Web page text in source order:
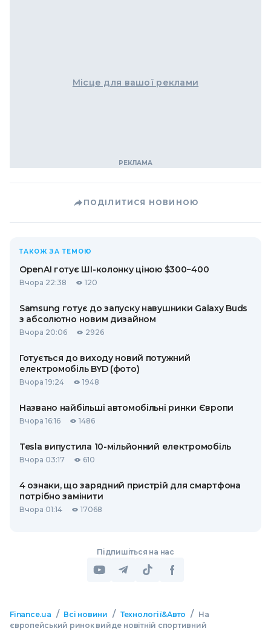
Місце для вашої реклами
ПОДІЛИТИСЯ НОВИНОЮ
ТАКОЖ ЗА ТЕМОЮ
OpenAI готує ШІ-колонку ціною $300−400
Вчора 22:38 120
Samsung готує до запуску навушники Galaxy Buds
з абсолютно новим дизайном
Вчора 20:06 2926
Готується до виходу новий потужний
електромобіль BYD (фото)
Вчора 19:24 1948
Названо найбільші автомобільні ринки Європи
Вчора 16:16 1486
Tesla випустила 10-мільйонний електромобіль
Вчора 03:17 610
4 ознаки, що зарядний пристрій для смартфона
потрібно замінити
Вчора 01:14 17068
Підпишіться на нас
Finance.ua / Всі новини / Технології&Авто /
На
європейський ринок вийде новітній спортивний